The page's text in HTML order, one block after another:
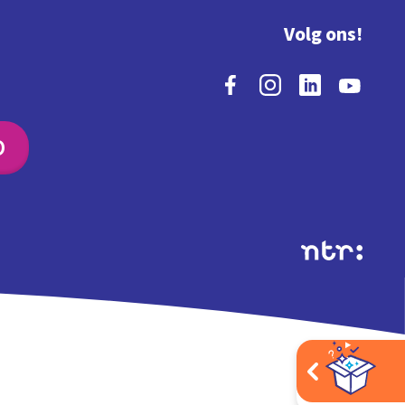
Volg ons!
Extra's